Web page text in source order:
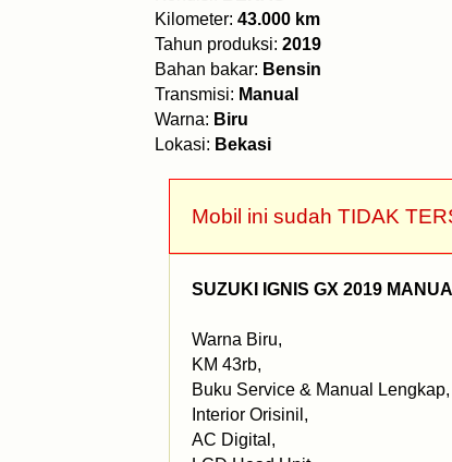
Kilometer: 43.000 km
Tahun produksi: 2019
Bahan bakar: Bensin
Transmisi: Manual
Warna: Biru
Lokasi: Bekasi
Mobil ini sudah TIDAK
SUZUKI IGNIS GX 2019
Warna Biru,
KM 43rb,
Buku Service & Manual Lengkap,
Interior Orisinil,
AC Digital,